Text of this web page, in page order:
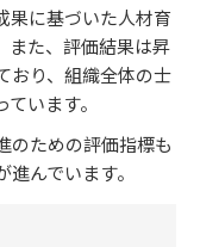
果に基づいた人材育
また、評価結果は昇
おり、組織全体の士
います。
のための評価指標も
んでいます。